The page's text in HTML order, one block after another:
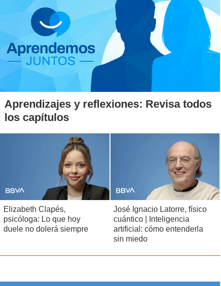
Aprendizajes y reflexiones: Revisa todos
los capítulos
Elizabeth Clapés,
psicóloga: Lo que hoy
duele no dolerá siempre
José Ignacio Latorre, físico
cuántico | Inteligencia
artificial: cómo entenderla
sin miedo